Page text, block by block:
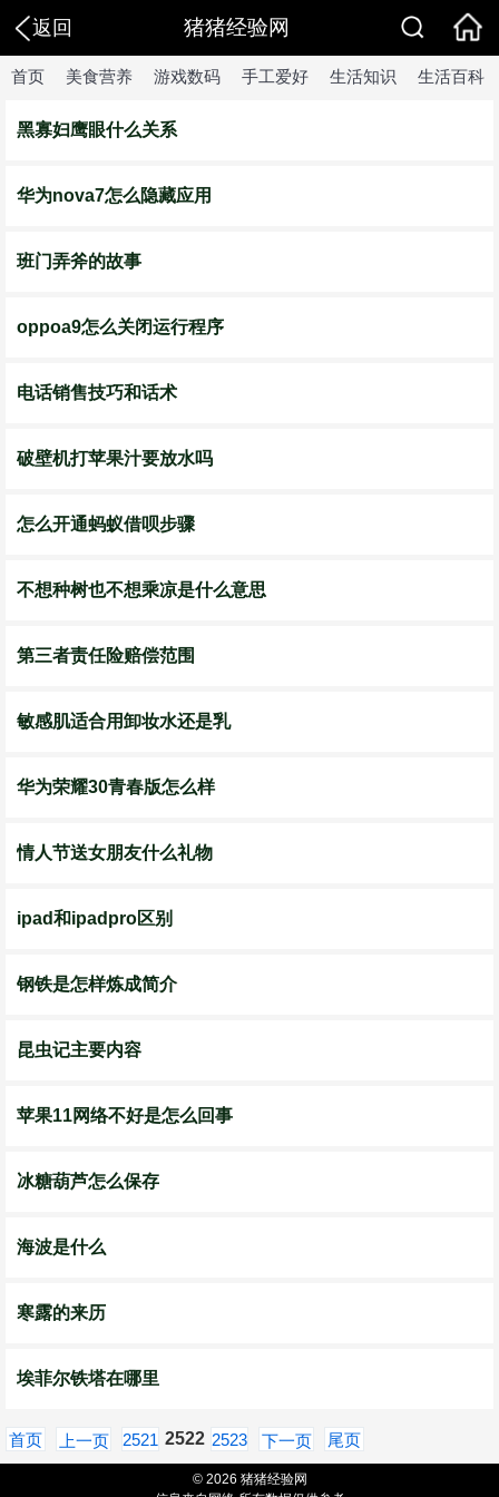
返回 猪猪经验网
首页 美食营养 游戏数码 手工爱好 生活知识 生活百科
黑寡妇鹰眼什么关系
华为nova7怎么隐藏应用
班门弄斧的故事
oppoa9怎么关闭运行程序
电话销售技巧和话术
破壁机打苹果汁要放水吗
怎么开通蚂蚁借呗步骤
不想种树也不想乘凉是什么意思
第三者责任险赔偿范围
敏感肌适合用卸妆水还是乳
华为荣耀30青春版怎么样
情人节送女朋友什么礼物
ipad和ipadpro区别
钢铁是怎样炼成简介
昆虫记主要内容
苹果11网络不好是怎么回事
冰糖葫芦怎么保存
海波是什么
寒露的来历
埃菲尔铁塔在哪里
首页 上一页 2521 2522 2523 下一页 尾页
© 2026 猪猪经验网